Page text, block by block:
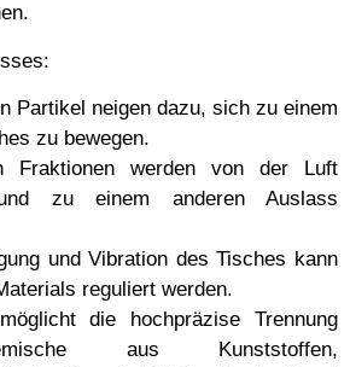
Partikel neigen dazu, sich zu einem
zu bewegen.
Fraktionen werden von der Luft
zu einem anderen Auslass
und Vibration des Tisches kann
reguliert werden.
die hochpräzise Trennung
aus Kunststoffen,